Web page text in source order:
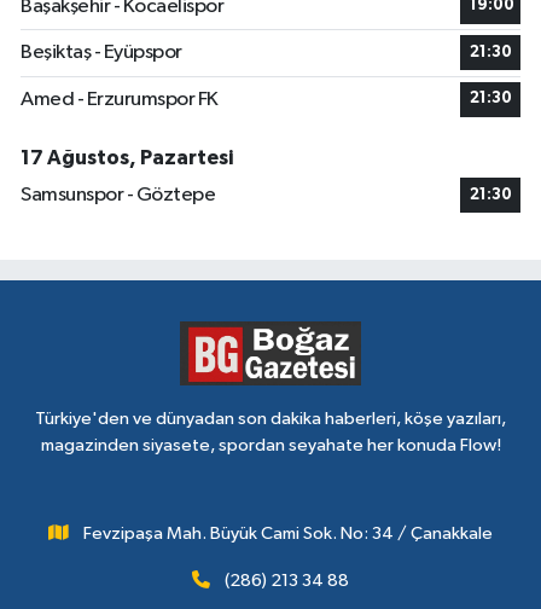
Başakşehir - Kocaelispor
19:00
Beşiktaş - Eyüpspor 21:30
Amed - Erzurumspor FK 21:30
17 Ağustos, Pazartesi
Samsunspor - Göztepe
21:30
Türkiye'den ve dünyadan son dakika haberleri, köşe yazıları,
magazinden siyasete, spordan seyahate her konuda Flow!
Fevzipaşa Mah. Büyük Cami Sok. No: 34 / Çanakkale
(286) 213 34 88